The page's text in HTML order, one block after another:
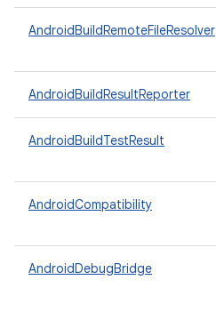
AndroidBuildRemoteFileResolver
AndroidBuildResultReporter
AndroidBuildTestResult
AndroidCompatibility
AndroidDebugBridge